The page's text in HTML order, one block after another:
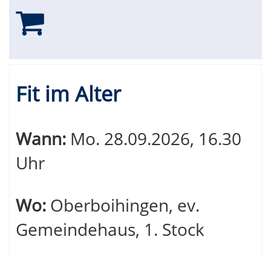
Fit im Alter
Wann: Mo. 28.09.2026, 16.30
Uhr
Wo: Oberboihingen, ev.
Gemeindehaus, 1. Stock